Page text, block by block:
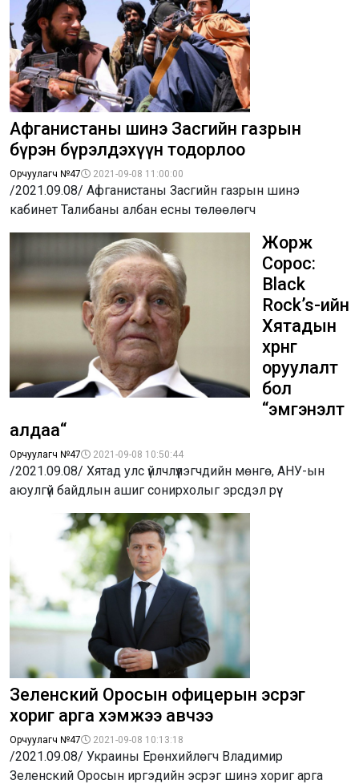
Афганистаны шинэ Засгийн газрын
бүрэн бүрэлдэхүүн тодорлоо
Орчуулагч №47 2021-09-08 11:00:00
/2021.09.08/ Афганистаны Засгийн газрын шинэ
кабинет Талибаны албан есны төлөөлөгч
Жорж
Сорос:
Black
Rock’s-ийн
Хятадын
хөрөнгө
оруулалт
бол
“эмгэнэлт
алдаа“
Орчуулагч №47 2021-09-08 10:50:44
/2021.09.08/ Хятад улс үйлчлүүлэгчдийн мөнгө, АНУ-ын
аюулгүй байдлын ашиг сонирхолыг эрсдэл рүү
Зеленский Оросын офицерын эсрэг
хориг арга хэмжээ авчээ
Орчуулагч №47 2021-09-08 10:13:18
/2021.09.08/ Украины Ерөнхийлөгч Владимир
Зеленский Оросын иргэдийн эсрэг шинэ хориг арга